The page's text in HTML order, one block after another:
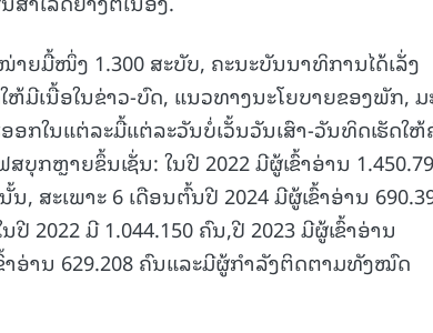
ຍມື້ໜຶ່ງ 1.300 ສະບັບ, ຄະນະບັນນາທິການໄດ້ເລັ່ງ
ມີເນື້ອໃນຂ່າວ-ບົດ, ແນວທາງນະໂຍບາຍຂອງພັກ, ມ
ກໃນແຕ່ລະມື້ແຕ່ລະວັນບໍ່ເວັ້ນວັນເສົາ-ວັນທິດເຮັດໃຫ້
ກຫຼາຍຂຶ້ນເຊັ່ນ: ໃນປີ 2022 ມີຜູ້ເຂົ້າອ່ານ
, ສະເພາະ 6 ເດືອນຕົ້ນປີ 2024 ມີຜູ້ເຂົ້າອ່ານ
2022 ມີ 1.044.150 ຄົນ,ປີ 2023 ມີຜູ້ເຂົ້າອ່ານ
າອ່ານ 629.208 ຄົນແລະມີຜູ້ກໍາລັງຕິດຕາມທັງໝົດ